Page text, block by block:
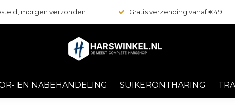
morgen verzonden Gratis verzending vanaf €49
EN NABEHANDELING SUIKERONTHARING